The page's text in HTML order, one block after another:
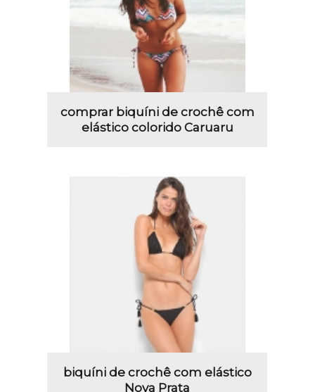
comprar biquíni de crochê com
elástico colorido Caruaru
biquíni de crochê com elástico
Nova Prata